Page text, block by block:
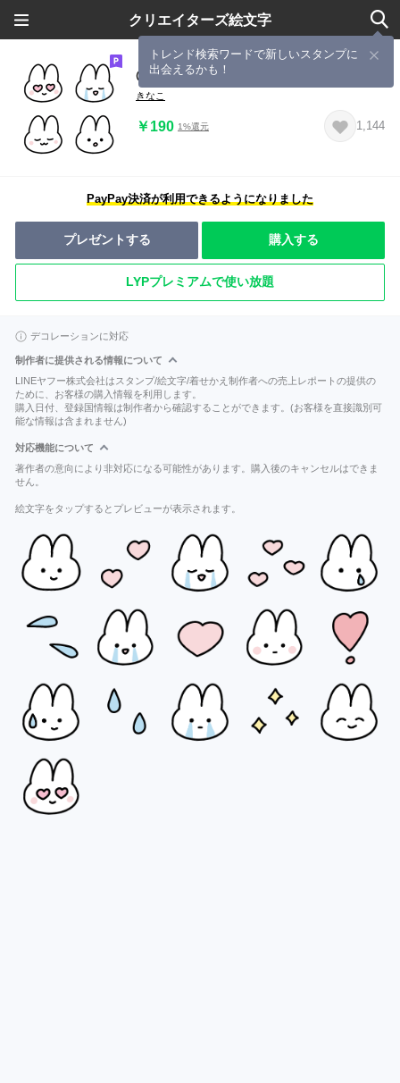
クリエイターズ絵文字
トレンド検索ワードで新しいスタンプに
出会えるかも！
◎しろうさ◎ #8
きなこ
￥190 1%還元 1,144
PayPay決済が利用できるようになりました
プレゼントする 購入する
LYPプレミアムで使い放題
デコレーションに対応
制作者に提供される情報について
LINEヤフー株式会社はスタンプ/絵文字/着せかえ制作者への売上レポートの提供の
ために、お客様の購入情報を利用します。
購入日付、登録国情報は制作者から確認することができます。(お客様を直接識別可
能な情報は含まれません)
対応機能について
著作者の意向により非対応になる可能性があります。購入後のキャンセルはできま
せん。
絵文字をタップするとプレビューが表示されます。